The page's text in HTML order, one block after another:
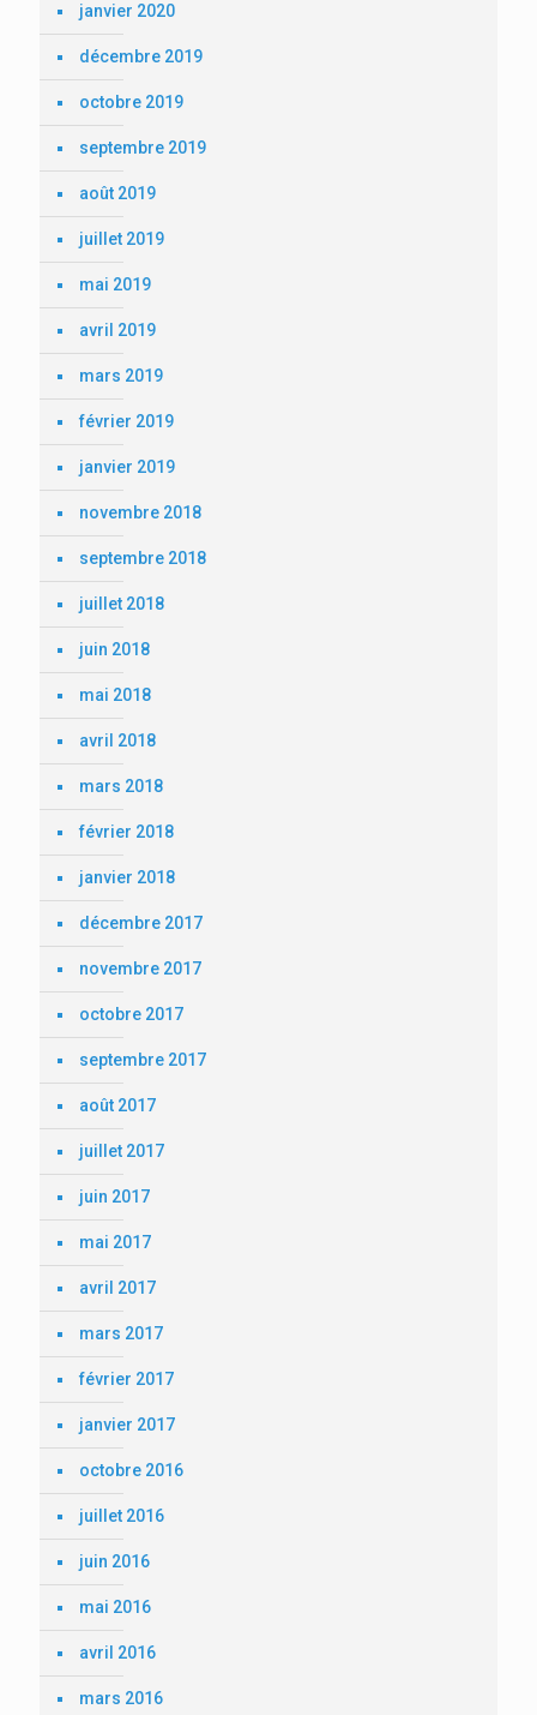
janvier 2020
décembre 2019
octobre 2019
septembre 2019
août 2019
juillet 2019
mai 2019
avril 2019
mars 2019
février 2019
janvier 2019
novembre 2018
septembre 2018
juillet 2018
juin 2018
mai 2018
avril 2018
mars 2018
février 2018
janvier 2018
décembre 2017
novembre 2017
octobre 2017
septembre 2017
août 2017
juillet 2017
juin 2017
mai 2017
avril 2017
mars 2017
février 2017
janvier 2017
octobre 2016
juillet 2016
juin 2016
mai 2016
avril 2016
mars 2016